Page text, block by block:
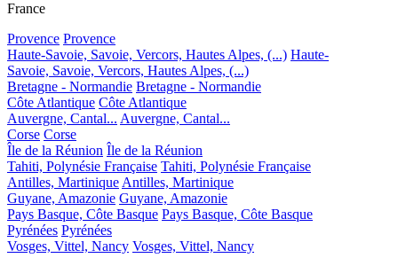
France
Provence Provence
Haute-Savoie, Savoie, Vercors, Hautes Alpes, (...) Haute-
Savoie, Savoie, Vercors, Hautes Alpes, (...)
Bretagne - Normandie Bretagne - Normandie
Côte Atlantique Côte Atlantique
Auvergne, Cantal... Auvergne, Cantal...
Corse Corse
Île de la Réunion Île de la Réunion
Tahiti, Polynésie Française Tahiti, Polynésie Française
Antilles, MartiniqueAntilles, Martinique
Guyane, Amazonie Guyane, Amazonie
Pays Basque, Côte Basque Pays Basque, Côte Basque
Pyrénées Pyrénées
Vosges, Vittel, Nancy Vosges, Vittel, Nancy